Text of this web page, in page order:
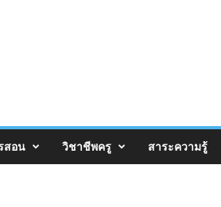
สอน วิชาชีพครู สาระความรู้